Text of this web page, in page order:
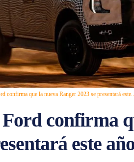
confirma que la nueva Ranger 2023 se presentará
confirma
este